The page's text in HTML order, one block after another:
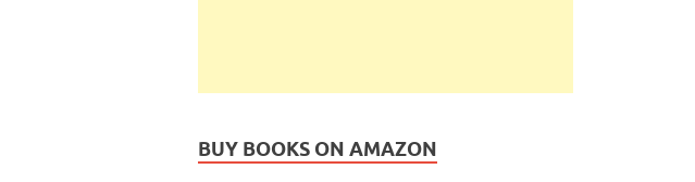
BUY BOOKS ON AMAZON